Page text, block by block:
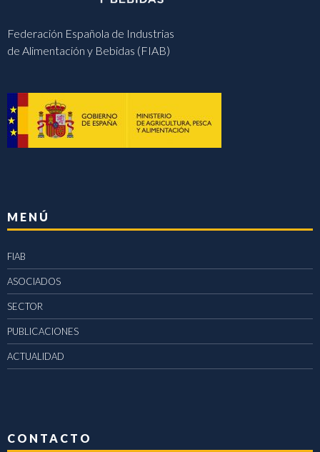
Federación Española de Industrias
de Alimentación y Bebidas (FIAB)
MENÚ
FIAB
ASOCIADOS
SECTOR
PUBLICACIONES
ACTUALIDAD
CONTACTO